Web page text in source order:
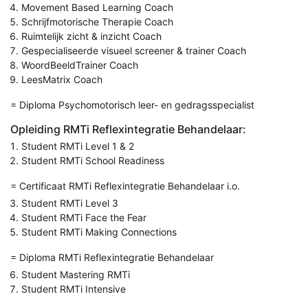
Movement Based Learning Coach
Schrijfmotorische Therapie Coach
Ruimtelijk zicht & inzicht Coach
Gespecialiseerde visueel screener & trainer Coach
WoordBeeldTrainer Coach
LeesMatrix Coach
= Diploma Psychomotorisch leer- en gedragsspecialist
Opleiding RMTi Reflexintegratie Behandelaar:
Student RMTi Level 1 & 2
Student RMTi School Readiness
= Certificaat RMTi Reflexintegratie Behandelaar i.o.
Student RMTi Level 3
Student RMTi Face the Fear
Student RMTi Making Connections
= Diploma RMTi Reflexintegratie Behandelaar
Student Mastering RMTi
Student RMTi Intensive